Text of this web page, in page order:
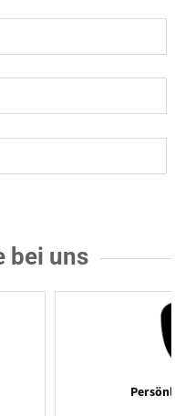
bei uns